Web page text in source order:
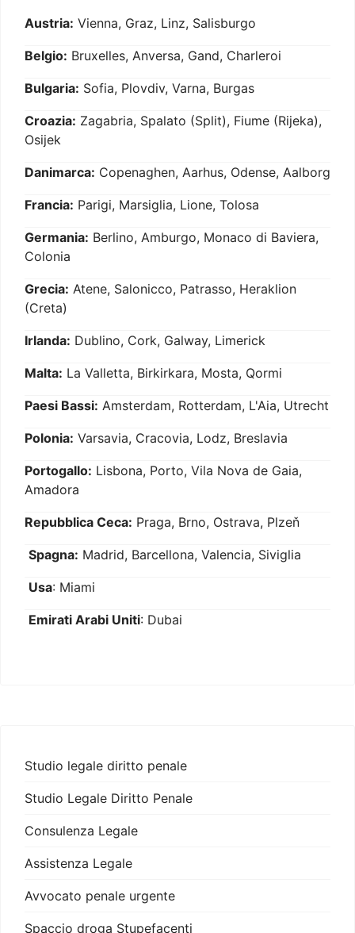
Austria: Vienna, Graz, Linz, Salisburgo
Belgio: Bruxelles, Anversa, Gand, Charleroi
Bulgaria: Sofia, Plovdiv, Varna, Burgas
Croazia: Zagabria, Spalato (Split), Fiume (Rijeka),
Osijek
Danimarca: Copenaghen, Aarhus, Odense, Aalborg
Francia: Parigi, Marsiglia, Lione, Tolosa
Germania: Berlino, Amburgo, Monaco di Baviera,
Colonia
Grecia: Atene, Salonicco, Patrasso, Heraklion
(Creta)
Irlanda: Dublino, Cork, Galway, Limerick
Malta: La Valletta, Birkirkara, Mosta, Qormi
Paesi Bassi: Amsterdam, Rotterdam, L'Aia, Utrecht
Polonia: Varsavia, Cracovia, Lodz, Breslavia
Portogallo: Lisbona, Porto, Vila Nova de Gaia,
Amadora
Repubblica Ceca: Praga, Brno, Ostrava, Plzeň
Spagna: Madrid, Barcellona, Valencia, Siviglia
Usa: Miami
Emirati Arabi Uniti: Dubai
Studio legale diritto penale
Studio Legale Diritto Penale
Consulenza Legale
Assistenza Legale
Avvocato penale urgente
Spaccio droga Stupefacenti